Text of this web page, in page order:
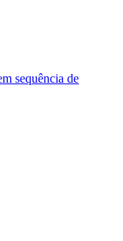
sequência de